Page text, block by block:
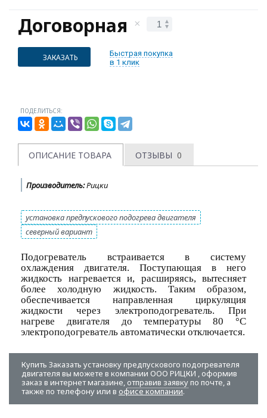
Договорная
ЗАКАЗАТЬ
Быстрая покупка
в 1 клик
ПОДЕЛИТЬСЯ:
ОПИСАНИЕ ТОВАРА ОТЗЫВЫ 0
Производитель:Рицки
установка предпускового подогрева двигателя
северный вариант
Подогреватель встраивается в систему
охлаждения двигателя. Поступающая в него
жидкость нагревается и, расширяясь, вытесняет
более холодную жидкость. Таким образом,
обеспечивается направленная циркуляция
жидкости через электроподогреватель. При
нагреве двигателя до температуры 80 °С
электроподогреватель автоматически отключается.
Купить Заказать установку предпускового подогревателя
двигателя вы можете в компании ООО РИЦКИ , оформив
заказ в интернет магазине, отправив заявкупо почте, а
также по телефону или в офисе компании.